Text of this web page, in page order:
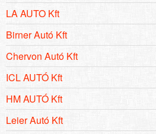
LA AUTO Kft
Birner Autó Kft
Chervon Autó Kft
ICL AUTÓ Kft
HM AUTÓ Kft
Leier Autó Kft